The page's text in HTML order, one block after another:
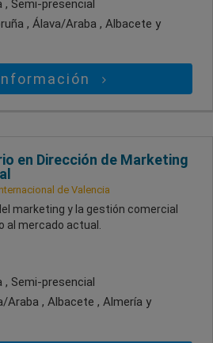
, Semi-presencial
, Álava/Araba , Albacete y
en Dirección de Marketing
de Valencia
marketing y la gestión comercial
mercado actual.
, Semi-presencial
Araba , Albacete , Almería y